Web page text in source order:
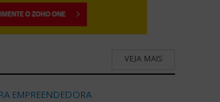
VEJA MAIS
EMPREENDEDORA